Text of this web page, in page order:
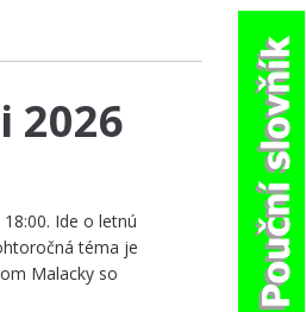
2026
Ide o letnú
téma je
Malacky so